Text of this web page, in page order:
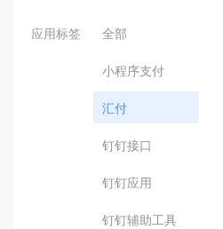
应用标签 全部
小程序支付
汇付
钉钉接口
钉钉应用
钉钉辅助工具